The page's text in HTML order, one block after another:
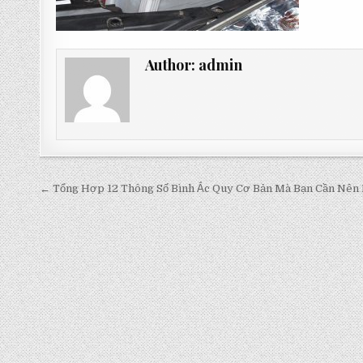
Author: admin
Post
navigation
← Tổng Hợp 12 Thông Số Bình Ắc Quy Cơ Bản Mà Bạn Cần Nên